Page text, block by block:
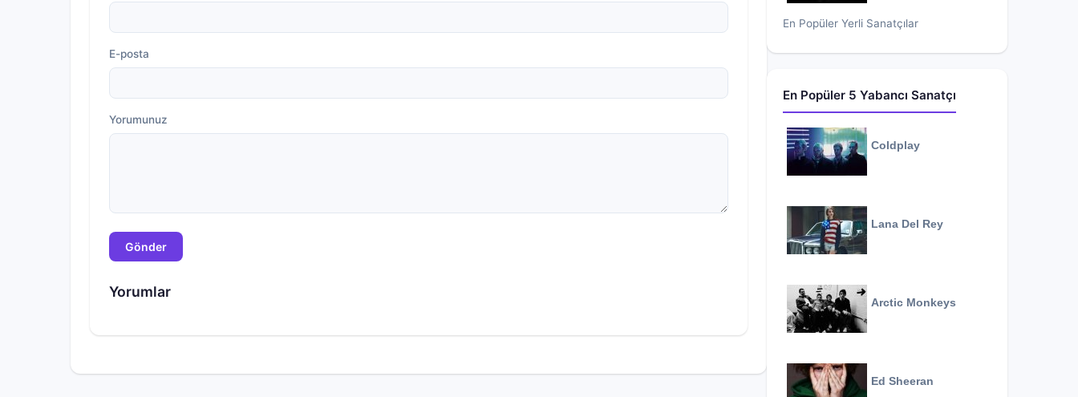
E-posta
Yorumunuz
Gönder
Yorumlar
En Popüler Yerli Sanatçılar
En Popüler 5 Yabancı Sanatçı
Coldplay
Lana Del Rey
Arctic Monkeys
Ed Sheeran